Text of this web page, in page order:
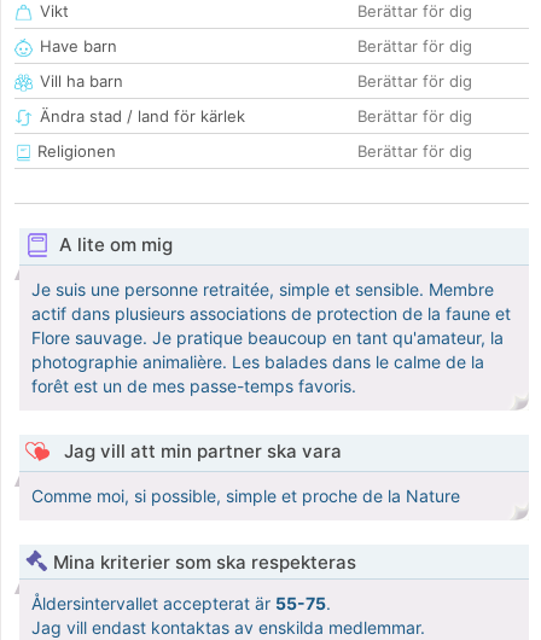
Vikt
Berättar för dig
Have barn
Berättar för dig
Vill ha barn
Berättar för dig
Ändra stad / land för kärlek
Berättar för dig
Religionen
Berättar för dig
A lite om mig
Je suis une personne retraitée, simple et sensible. Membre
actif dans plusieurs associations de protection de la faune et
Flore sauvage. Je pratique beaucoup en tant qu'amateur, la
photographie animalière. Les balades dans le calme de la
forêt est un de mes passe-temps favoris.
Jag vill att min partner ska vara
Comme moi, si possible, simple et proche de la Nature
Mina kriterier som ska respekteras
Åldersintervallet accepterat är 55-75.
Jag vill endast kontaktas av enskilda medlemmar.